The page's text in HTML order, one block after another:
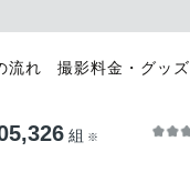
流れ 撮影料金・グッズ
組 ※